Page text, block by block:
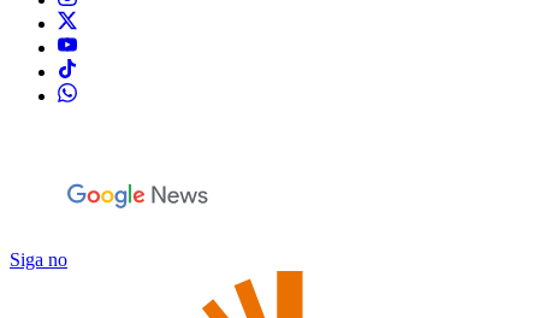
Siga no